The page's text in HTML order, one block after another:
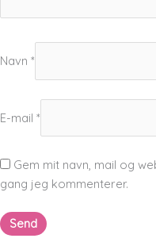
Navn *
E-mail *
Gem mit navn, mail og
gang jeg kommenterer.